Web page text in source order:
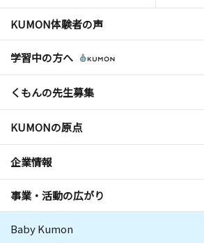
KUMON体験者の声
学習中の方へ
くもんの先生募集
KUMONの原点
企業情報
事業・活動の広がり
Baby Kumon